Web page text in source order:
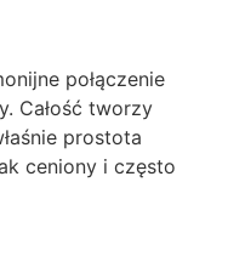
połączenie
Całość tworzy
prostota
ceniony i często